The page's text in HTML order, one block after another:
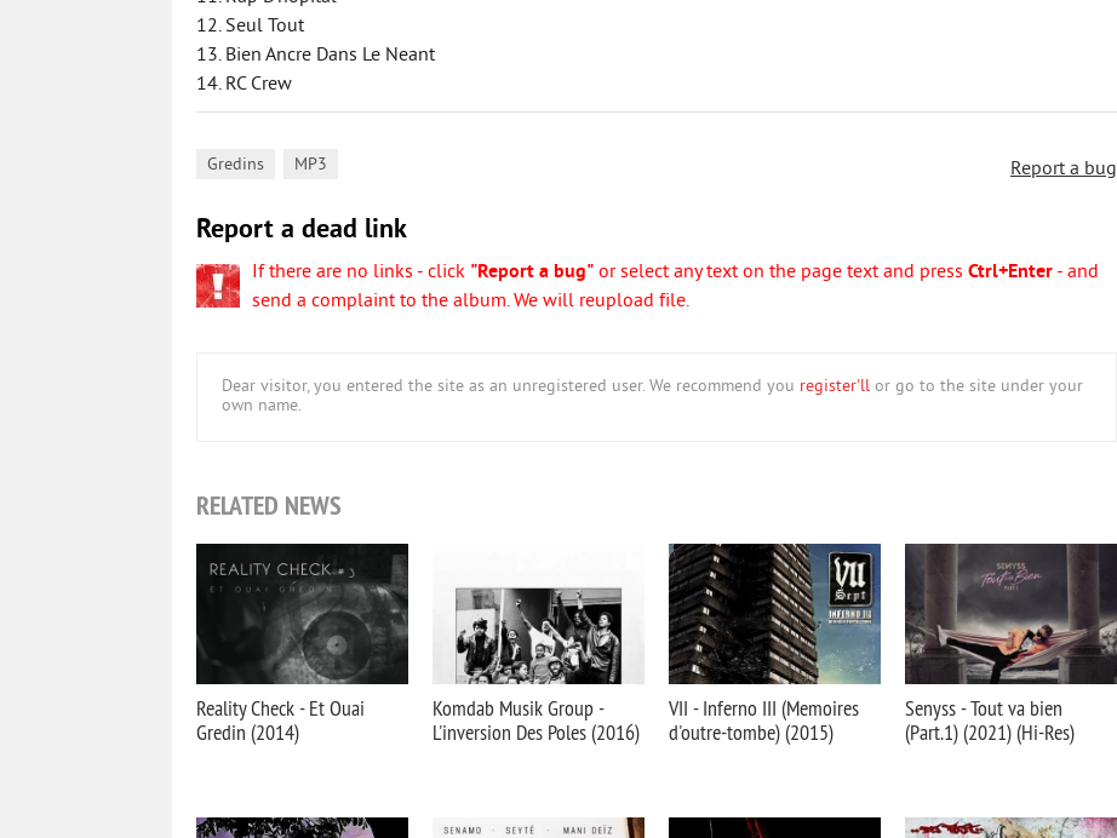
12. Seul Tout
13. Bien Ancre Dans Le Neant
14. RC Crew
Report a bug
Gredins MP3
Report a dead link
If there are no links - click "Report a bug" or select any text on the page text and press Ctrl+Enter - and
send a complaint to the album. We will reupload file.
Dear visitor, you entered the site as an unregistered user. We recommend you register'll or go to the site under your
own name.
RELATED NEWS
Reality Check - Et Ouai
Gredin (2014)
Komdab Musik Group -
L'inversion Des Poles (2016)
VII - Inferno III (Memoires
d'outre-tombe) (2015)
Senyss - Tout va bien
(Part.1) (2021) (Hi-Res)